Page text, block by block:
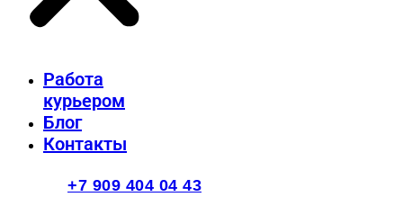
Работа
курьером
Блог
Контакты
+7 909 404 04 43